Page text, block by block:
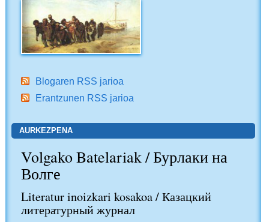
Blogaren RSS jarioa
Erantzunen RSS jarioa
AURKEZPENA
Volgako Batelariak / Бурлаки на
Волге
Literatur inoizkari kosakoa / Казацкий
литературный журнал